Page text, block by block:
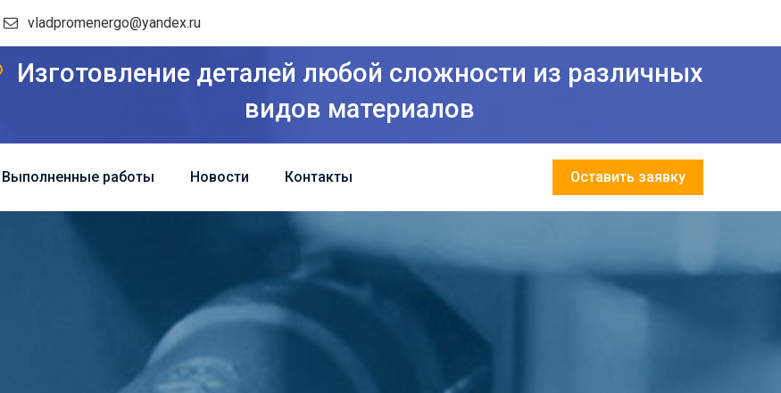
vladpromenergo@yandex.ru
Изготовление деталей любой сложности из различных
видов материалов
Выполненные работы Новости Контакты Оставить заявку